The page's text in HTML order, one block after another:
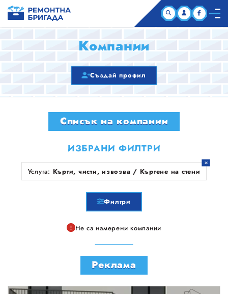
КОМПАНИИ
ЗА НАС
Компании
Създай профил
Списък на компании
ИЗБРАНИ ФИЛТРИ
Услуга: Кърти, чисти, извозва / Къртене на стени
Филтри
Не са намерени компании
Реклама